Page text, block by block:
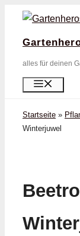
Zum
springen
alles für deinen
Startseite »
Winterjuwel